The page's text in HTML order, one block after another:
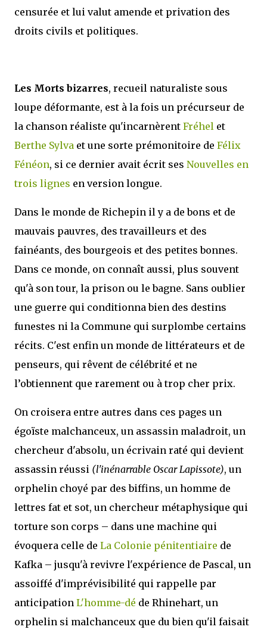
censurée et lui valut amende et privation des
droits civils et politiques.
Les Morts bizarres, recueil naturaliste sous
loupe déformante, est à la fois un précurseur de
la chanson réaliste qu'incarnèrent Fréhel et
Berthe Sylva et une sorte prémonitoire de Félix
Fénéon, si ce dernier avait écrit ses Nouvelles en
trois lignes en version longue.
Dans le monde de Richepin il y a de bons et de
mauvais pauvres, des travailleurs et des
fainéants, des bourgeois et des petites bonnes.
Dans ce monde, on connaît aussi, plus souvent
qu'à son tour, la prison ou le bagne. Sans oublier
une guerre qui conditionna bien des destins
funestes ni la Commune qui surplombe certains
récits. C'est enfin un monde de littérateurs et de
penseurs, qui rêvent de célébrité et ne
l’obtiennent que rarement ou à trop cher prix.
On croisera entre autres dans ces pages un
égoïste malchanceux, un assassin maladroit, un
chercheur d'absolu, un écrivain raté qui devient
assassin réussi (l'inénarrable Oscar Lapissote), un
orphelin choyé par des biffins, un homme de
lettres fat et sot, un chercheur métaphysique qui
torture son corps – dans une machine qui
évoquera celle de La Colonie pénitentiaire de
Kafka – jusqu'à revivre l'expérience de Pascal, un
assoiffé d'imprévisibilité qui rappelle par
anticipation L'homme-dé de Rhinehart, un
orphelin si malchanceux que du bien qu'il faisait